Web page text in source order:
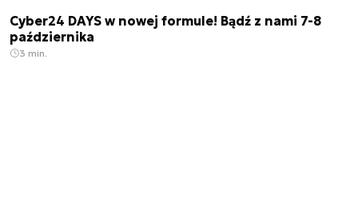
Cyber24 DAYS w nowej formule! Bądź z nami 7-8
października
3 min.